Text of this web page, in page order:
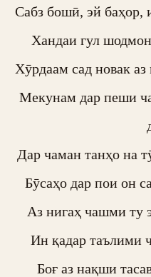
Сабз бошӣ, эй баҳор,
Хандаи гул
Хӯрдаам сад новак
Мекунам дар пеши
Дар чаман танҳо на
Бӯсаҳо дар пои он
Аз нигаҳ чашми ту
Ин қадар таълими
Боғ аз нақши